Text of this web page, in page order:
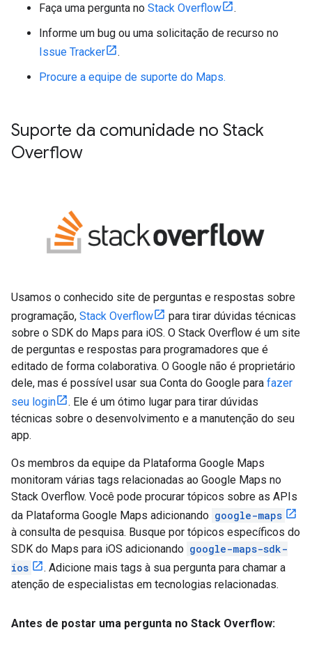
Faça uma pergunta no Stack Overflow
.
Informe um bug ou uma solicitação de recurso no
Issue Tracker
.
Procure a equipe de suporte do Maps.
Suporte da comunidade no Stack
Overflow
Usamos o conhecido site de perguntas e respostas sobre
programação, Stack Overflow
para tirar dúvidas técnicas
sobre o SDK do Maps para iOS. O Stack Overflow é um site
de perguntas e respostas para programadores que é
editado de forma colaborativa. O Google não é proprietário
dele, mas é possível usar sua Conta do Google para fazer
seu login
. Ele é um ótimo lugar para tirar dúvidas
técnicas sobre o desenvolvimento e a manutenção do seu
app.
Os membros da equipe da Plataforma Google Maps
monitoram várias tags relacionadas ao Google Maps no
Stack Overflow. Você pode procurar tópicos sobre as APIs
da Plataforma Google Maps adicionando google-maps
à consulta de pesquisa. Busque por tópicos específicos do
SDK do Maps para iOS adicionando google-maps-sdk-
ios
. Adicione mais tags à sua pergunta para chamar a
atenção de especialistas em tecnologias relacionadas.
Antes de postar uma pergunta no Stack Overflow: